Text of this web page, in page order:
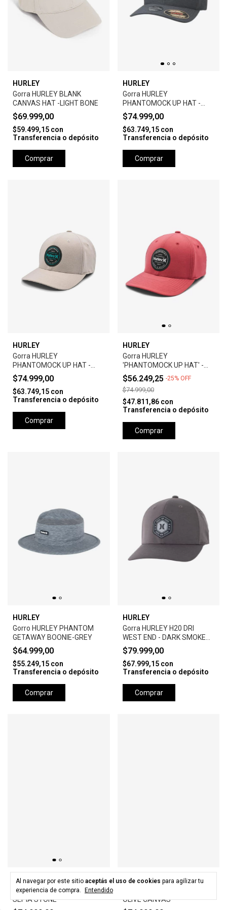
Al navegar por este sitio aceptás el uso de cookies para agilizar tu
experiencia de compra.
Entendido
HURLEY
Gorra HURLEY BLANK
CANVAS HAT -LIGHT BONE
$69.999,00
$59.499,15 con
Transferencia o depósito
Comprar
HURLEY
Gorra HURLEY
PHANTOMOCK UP HAT -
BLACK
$74.999,00
$63.749,15 con
Transferencia o depósito
Comprar
HURLEY
Gorra HURLEY
PHANTOMOCK UP HAT -
GREY
$74.999,00
$63.749,15 con
Transferencia o depósito
Comprar
HURLEY
Gorra HURLEY
'PHANTOMOCK UP HAT' -
UNIVERSTY RED
$56.249,25 -25% OFF
$74.999,00
$47.811,86 con
Transferencia o depósito
Comprar
HURLEY
Gorro HURLEY PHANTOM
GETAWAY BOONIE-GREY
$64.999,00
$55.249,15 con
Transferencia o depósito
Comprar
HURLEY
Gorra HURLEY H20 DRI
WEST END - DARK SMOKE
GREY
$79.999,00
$67.999,15 con
Transferencia o depósito
Comprar
HURLEY
Gorra HURLEY LEVELS HAT -
SEPIA STONE
HURLEY
OLIVE CANVAS